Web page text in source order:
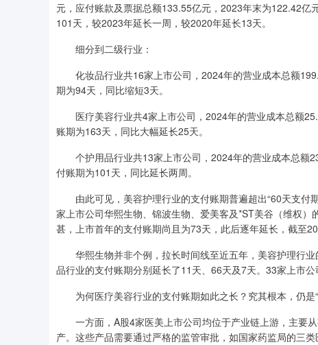
元，应付账款及票据总额133.55亿元，2023年末为122.42
101天，较2023年延长一周，较2020年延长13天。
细分到二级行业：
化妆品行业共16家上市公司，2024年的营业成本总额
期为94天，同比缩短3天。
医疗美容行业共4家上市公司，2024年的营业成本总额
账期为163天，同比大幅延长25天。
个护用品行业共13家上市公司，2024年的营业成本总额
付账期为101天，同比延长两周。
由此可见，美容护理行业的支付账期普遍超出“60天支付
家上市公司华熙生物、锦波生物、爱美客及*ST美谷（维权
甚，上市首年的支付账期尚且为73天，此后逐年延长，截至
华熙生物并非个例，拉长时间线至近五年，美容护理行业
品行业的支付账期分别延长了11天、66天及7天。33家上市
为何医疗美容行业的支付账期如此之长？究其根本，仍是“
一方面，A股4家医美上市公司均位于产业链上游，主要
产。这些产品需要通过严格的监管审批，如国家药监局的三